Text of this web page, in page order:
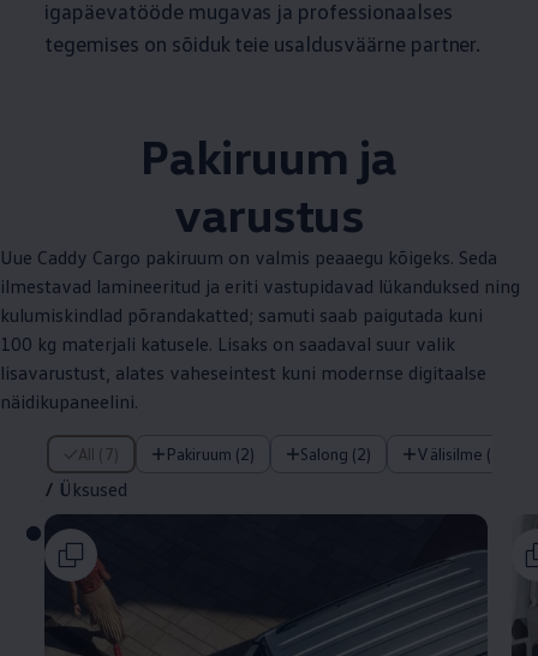
igapäevatööde mugavas ja professionaalses
tegemises on sõiduk teie usaldusväärne partner.
Pakiruum ja
varustus
Uue Caddy Cargo pakiruum on valmis peaaegu kõigeks. Seda
ilmestavad lamineeritud ja eriti vastupidavad lükanduksed ning
kulumiskindlad põrandakatted; samuti saab paigutada kuni
100 kg materjali katusele. Lisaks on saadaval suur valik
lisavarustust, alates vaheseintest kuni modernse digitaalse
näidikupaneelini.
All (7) Pakiruum (2) Salong (2) Välisilme (3)
/ Üksused
/ Üksused